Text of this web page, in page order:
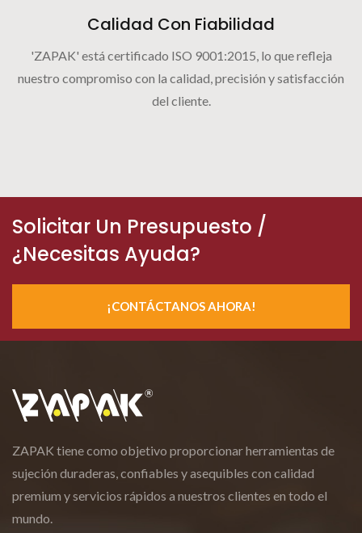
Calidad Con Fiabilidad
'ZAPAK' está certificado ISO 9001:2015, lo que refleja
nuestro compromiso con la calidad, precisión y satisfacción
del cliente.
Solicitar Un Presupuesto /
¿Necesitas Ayuda?
¡CONTÁCTANOS AHORA!
ZAPAK tiene como objetivo proporcionar herramientas de
sujeción duraderas, confiables y asequibles con calidad
premium y servicios rápidos a nuestros clientes en todo el
mundo.